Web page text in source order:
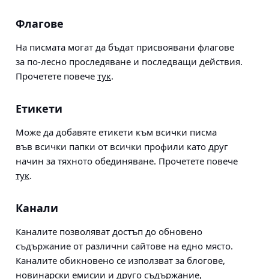
Флагове
На писмата могат да бъдат присвоявани флагове
за по-лесно проследяване и последващи действия.
Прочетете повече тук.
Етикети
Може да добавяте етикети към всички писма
във всички папки от всички профили като друг
начин за тяхното обединяване. Прочетете повече
тук.
Канали
Каналите позволяват достъп до обновено
съдържание от различни сайтове на едно място.
Каналите обикновено се използват за блогове,
новинарски емисии и друго съдържание,